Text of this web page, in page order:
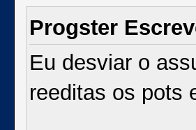
Progster
Eu desviar o
reeditas os pots